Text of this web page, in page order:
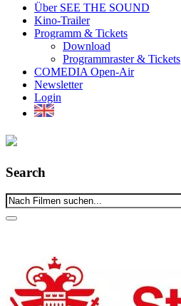
Über SEE THE SOUND
Kino-Trailer
Programm & Tickets
Download
Programmraster & Tickets
COMEDIA Open-Air
Newsletter
Login
Search